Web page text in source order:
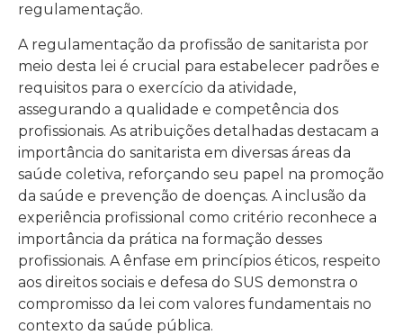
regulamentação.
A regulamentação da profissão de sanitarista por
meio desta lei é crucial para estabelecer padrões e
requisitos para o exercício da atividade,
assegurando a qualidade e competência dos
profissionais. As atribuições detalhadas destacam a
importância do sanitarista em diversas áreas da
saúde coletiva, reforçando seu papel na promoção
da saúde e prevenção de doenças. A inclusão da
experiência profissional como critério reconhece a
importância da prática na formação desses
profissionais. A ênfase em princípios éticos, respeito
aos direitos sociais e defesa do SUS demonstra o
compromisso da lei com valores fundamentais no
contexto da saúde pública.